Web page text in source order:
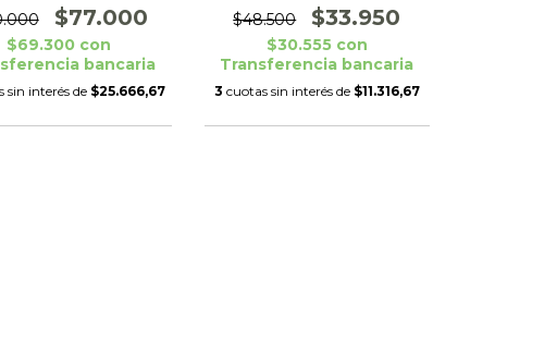
$77.000
$69.300 con
bancaria
sin interés de $25.666,67
$48.500 $33.950
$30.555 con
Transferencia bancaria
3 cuotas sin interés de $11.316,67